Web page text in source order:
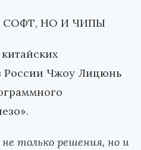
СОФТ, НО И ЧИПЫ
России Чжоу Лицюнь
только решения, но и